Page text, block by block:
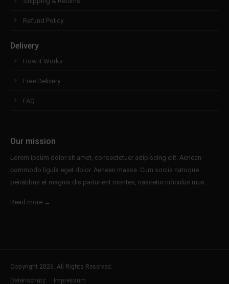
Refund Policy
Delivery
How it Works
Free Delivery
FAQ
Our mission
Lorem ipsum dolor sit amet, consectetuer adipiscing elit. Aenean
commodo ligula eget dolor. Aenean massa. Cum sociis natoque
penatibus et magnis dis parturient montes, nascetur ridiculus mus.
Read more →
Copyright 2026. All Rights Reserved.
Datenschutz
Impressum